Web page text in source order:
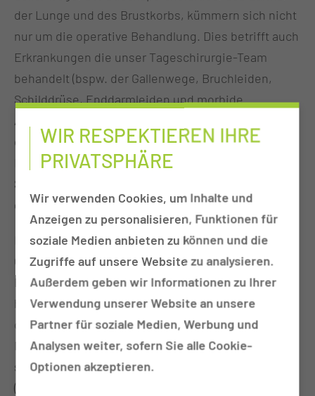
der Lunge und des Brustkorbs, kümmern sich nicht
nur um die operative Behandlung. Dies betrifft auch
Erkrankungen die unser Tageschirurgie-Team
behandelt (bspw. der Gallenwege, Bruchleiden,
Schilddrüse, Enddarmleiden und morbide
Adipositas [krankhafte Fettsucht]). Erkrankungen
der Gefäße, Erkrankungen im Kindesalter und der
Bereich der septischen Chirurgie bilden weitere
Schwerpunkte. Der Patient wird bei uns
ganzheitlich gesehen.
Einen besonderen Schwerpunkt unserer
Chirurgischen Klinik stellt die interdisziplinäre
Behandlung von Krebserkrankungen dar. Neben
hochspezialisierten Teams mit modernsten
chirurgischen Therapieverfahren auf höchstem
Niveau, bieten wir immer – wenn möglich und
sinnvoll – sehr schonende operative Verfahren
(minimal-invasive Techniken) an. Damit beschränkt
WIR RESPEKTIEREN IHRE
PRIVATSPHÄRE
Wir verwenden Cookies, um Inhalte und
Anzeigen zu personalisieren, Funktionen für
soziale Medien anbieten zu können und die
Zugriffe auf unsere Website zu analysieren.
Außerdem geben wir Informationen zu Ihrer
Verwendung unserer Website an unsere
Partner für soziale Medien, Werbung und
Analysen weiter, sofern Sie alle Cookie-
Optionen akzeptieren.